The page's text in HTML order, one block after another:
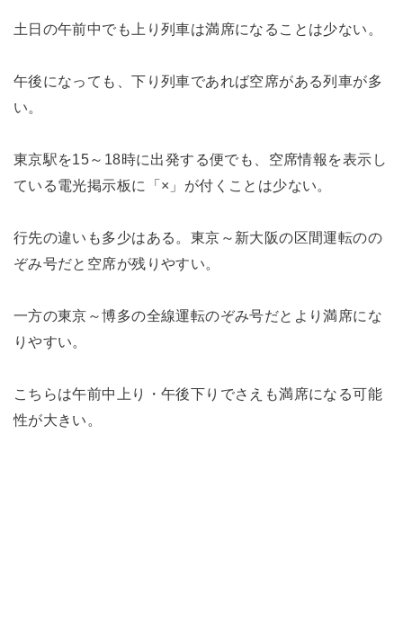
土日の午前中でも上り列車は満席になることは少ない。
午後になっても、下り列車であれば空席がある列車が多
い。
東京駅を15～18時に出発する便でも、空席情報を表示し
ている電光掲示板に「×」が付くことは少ない。
行先の違いも多少はある。東京～新大阪の区間運転のの
ぞみ号だと空席が残りやすい。
一方の東京～博多の全線運転のぞみ号だとより満席にな
りやすい。
こちらは午前中上り・午後下りでさえも満席になる可能
性が大きい。